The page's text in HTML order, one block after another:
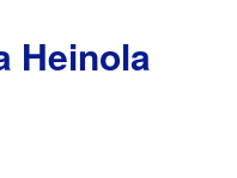
Heinola